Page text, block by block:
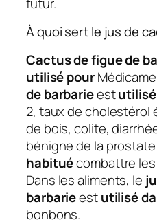
À quoi sert le jus de
Cactus de figue de
utilisé pour
de barbarieest
2, taux de cholestérol
de bois, colite,
bénigne de la prostate
habituécombattre
Dans les aliments, le
barbarieestutilisé
bonbons.